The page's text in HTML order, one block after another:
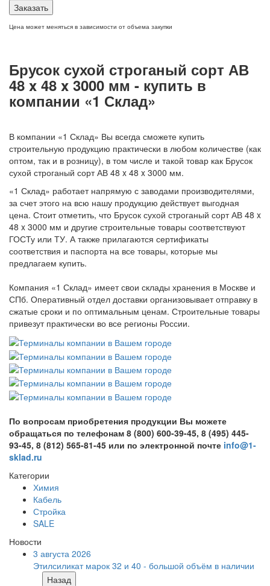
Заказать
Цена может меняться в зависимости от объема закупки
Брусок сухой строганый сорт АВ
48 x 48 x 3000 мм - купить в
компании «1 Склад»
В компании «1 Склад» Вы всегда сможете купить
строительную продукцию практически в любом количестве (как
оптом, так и в розницу), в том числе и такой товар как Брусок
сухой строганый сорт АВ 48 x 48 x 3000 мм.
«1 Склад» работает напрямую с заводами производителями,
за счет этого на всю нашу продукцию действует выгодная
цена. Стоит отметить, что Брусок сухой строганый сорт АВ 48 x
48 x 3000 мм и другие строительные товары соответствуют
ГОСТу или ТУ. А также прилагаются сертификаты
соответствия и паспорта на все товары, которые мы
предлагаем купить.
Компания «1 Склад» имеет свои склады хранения в Москве и
СПб. Оперативный отдел доставки организовывает отправку в
сжатые сроки и по оптимальным ценам. Строительные товары
привезут практически во все регионы России.
По вопросам приобретения продукции Вы можете
обращаться по телефонам 8 (800) 600-39-45, 8 (495) 445-
93-45, 8 (812) 565-81-45 или по электронной почте info@1-
sklad.ru
Категории
Химия
Кабель
Стройка
SALE
Новости
3 августа 2026
Этилсиликат марок 32 и 40 - большой объём в наличии
Назад